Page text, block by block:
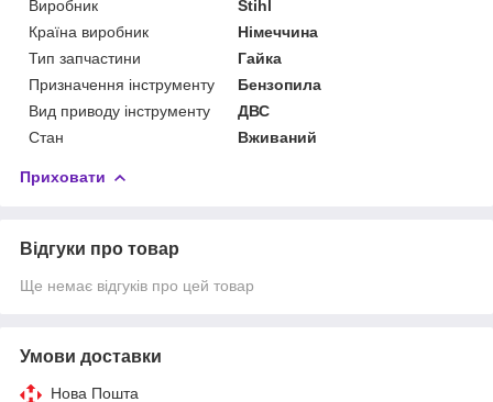
Виробник
Stihl
Країна виробник
Німеччина
Тип запчастини
Гайка
Призначення інструменту
Бензопила
Вид приводу інструменту
ДВС
Стан
Вживаний
Приховати
Відгуки про товар
Ще немає відгуків про цей товар
Умови доставки
Нова Пошта